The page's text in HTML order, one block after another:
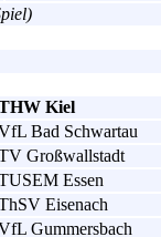
Kiel
Bad Schwartau
Großwallstadt
Essen
Eisenach
Gummersbach